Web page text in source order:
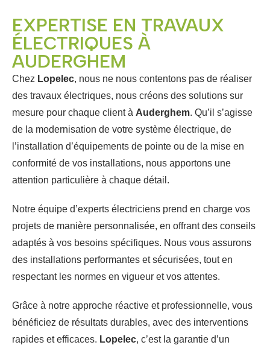
EXPERTISE EN TRAVAUX
ÉLECTRIQUES À
AUDERGHEM
Chez Lopelec, nous ne nous contentons pas de réaliser
des travaux électriques, nous créons des solutions sur
mesure pour chaque client à Auderghem. Qu’il s’agisse
de la modernisation de votre système électrique, de
l’installation d’équipements de pointe ou de la mise en
conformité de vos installations, nous apportons une
attention particulière à chaque détail.
Notre équipe d’experts électriciens prend en charge vos
projets de manière personnalisée, en offrant des conseils
adaptés à vos besoins spécifiques. Nous vous assurons
des installations performantes et sécurisées, tout en
respectant les normes en vigueur et vos attentes.
Grâce à notre approche réactive et professionnelle, vous
bénéficiez de résultats durables, avec des interventions
rapides et efficaces. Lopelec, c’est la garantie d’un